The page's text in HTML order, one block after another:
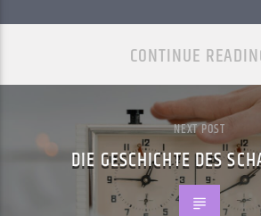
CONTINUE
NEXT POST
DIE GESCHICHTE DES